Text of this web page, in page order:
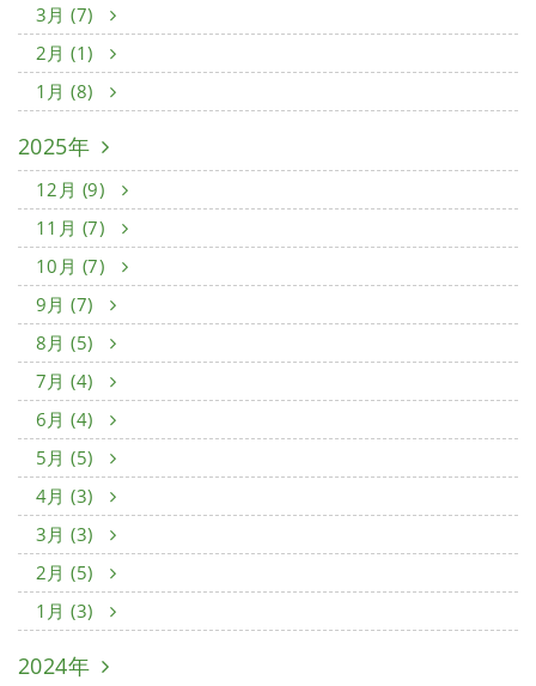
3月 (7)
2月 (1)
1月 (8)
2025年
12月 (9)
11月 (7)
10月 (7)
9月 (7)
8月 (5)
7月 (4)
6月 (4)
5月 (5)
4月 (3)
3月 (3)
2月 (5)
1月 (3)
2024年